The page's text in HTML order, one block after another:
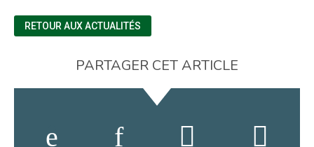
RETOUR AUX ACTUALITÉS
PARTAGER CET ARTICLE